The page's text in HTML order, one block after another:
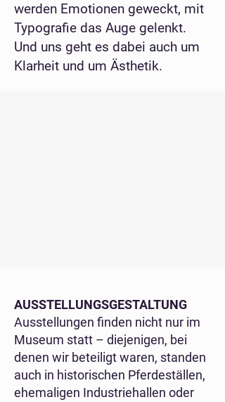
werden Emotionen geweckt, mit
Typografie das Auge gelenkt.
Und uns geht es dabei auch um
Klarheit und um Ästhetik.
AUSSTELLUNGSGESTALTUNG
Ausstellungen finden nicht nur im
Museum statt – diejenigen, bei
denen wir beteiligt waren, standen
auch in historischen Pferdeställen,
ehemaligen Industriehallen oder